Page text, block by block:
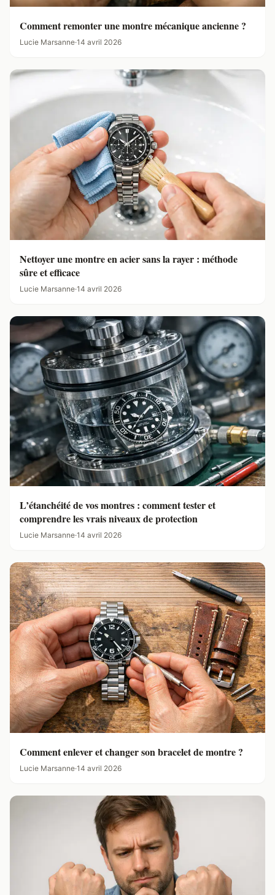
Comment remonter une montre mécanique ancienne ?
Lucie Marsanne·14 avril 2026
Nettoyer une montre en acier sans la rayer : méthode
sûre et efficace
Lucie Marsanne·14 avril 2026
L’étanchéité de vos montres : comment tester et
comprendre les vrais niveaux de protection
Lucie Marsanne·14 avril 2026
Comment enlever et changer son bracelet de montre ?
Lucie Marsanne·14 avril 2026